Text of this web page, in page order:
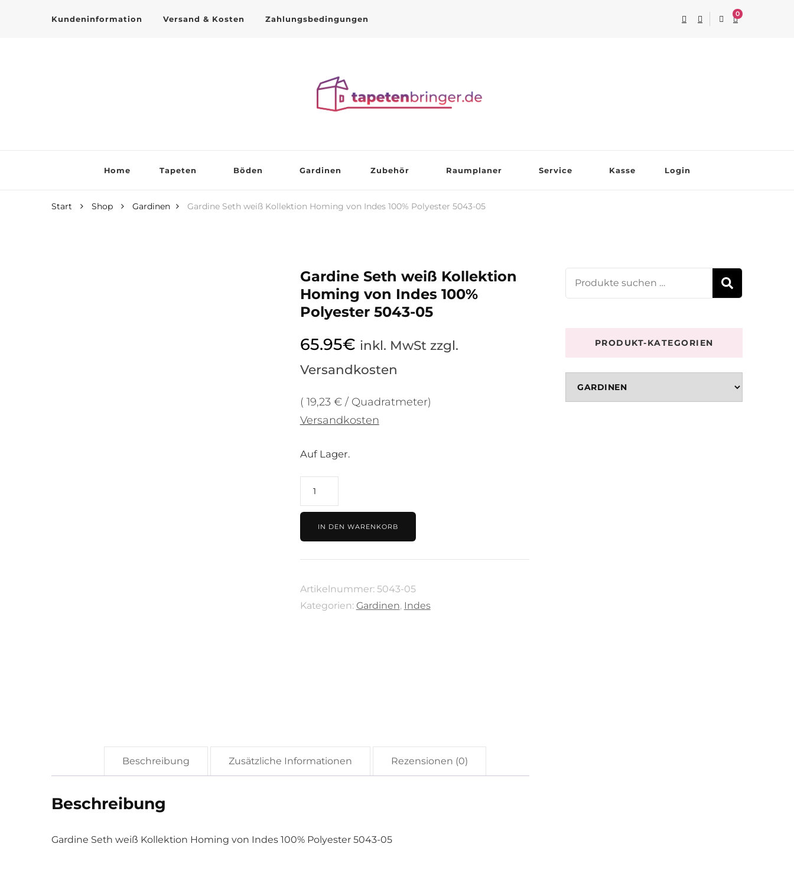
Kundeninformation Versand & Kosten Zahlungsbedingungen
0
Home Tapeten Böden Gardinen Zubehör Raumplaner Service Kasse Login
Start Shop Gardinen Gardine Seth weiß Kollektion Homing von Indes 100% Polyester 5043-05
Gardine Seth weiß Kollektion
Homing von Indes 100%
Polyester 5043-05
65.95€ inkl. MwSt zzgl.
Versandkosten
( 19,23 € / Quadratmeter)
Versandkosten
Auf Lager.
Gardine
Seth
weiß
Kollektion
Homing
Indes
100%
IN DEN WARENKORB
Artikelnummer: 5043-05
Kategorien: Gardinen, Indes
Beschreibung Zusätzliche Informationen Rezensionen (0)
Beschreibung
Gardine Seth weiß Kollektion Homing von Indes 100% Polyester 5043-05
Suchen
nach:
PRODUKT-KATEGORIEN